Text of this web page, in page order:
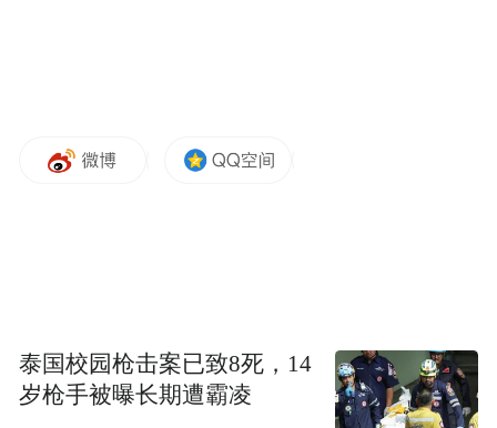
前的官方发布会上用胜利者的姿态说道，“需
座，特别集中在东看台中央的VIP区，整体估
算空座至少超过千个。
泰国校园枪击案已致8死，14
岁枪手被曝长期遭霸凌